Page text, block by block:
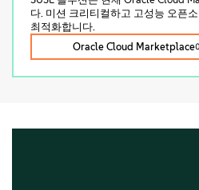
다. 미션 크리티컬하고 고성능 오픈
최적화합니다.
Oracle Cloud Marketplace